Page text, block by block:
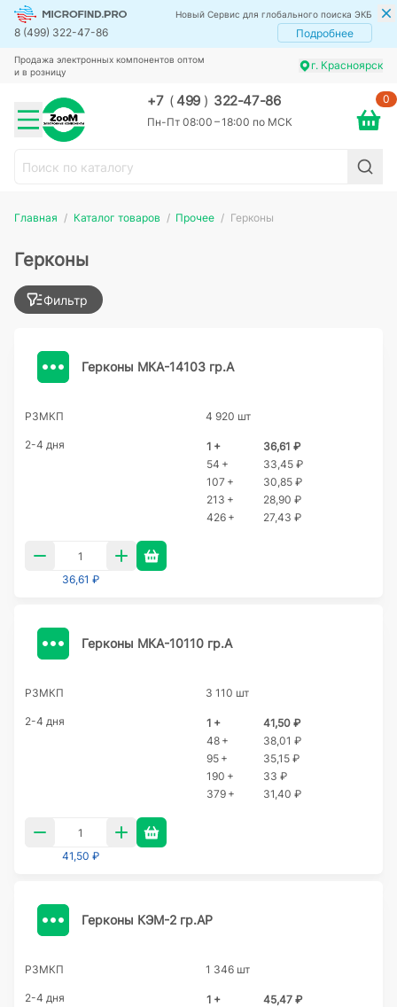
Новый Сервис для глобального поиска ЭКБ
8 (499) 322-47-86 Подробнее
Продажа электронных компонентов оптом
и в розницу
г. Красноярск
+7 (499 ) 322-47-86
Пн-Пт 08:00 – 18:00 по МСК
0
Главная Каталог товаров Прочее Герконы
Герконы
Фильтр
Герконы МКА-14103 гр.А
РЗМКП 4 920 шт
2-4 дня 1 +
36,61 ₽
54 +
33,45 ₽
107 +
30,85 ₽
213 +
28,90 ₽
426 +
27,43 ₽
36,61 ₽
Герконы МКА-10110 гр.А
РЗМКП 3 110 шт
2-4 дня 1 +
41,50 ₽
48 +
38,01 ₽
95 +
35,15 ₽
190 +
33 ₽
379 +
31,40 ₽
41,50 ₽
Герконы КЭМ-2 гр.АР
РЗМКП 1 346 шт
2-4 дня 1 +
45,47 ₽